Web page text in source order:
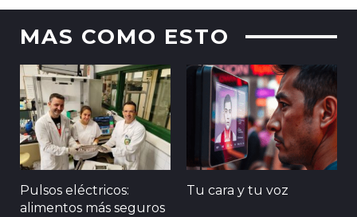
MAS COMO ESTO
Pulsos eléctricos:
alimentos más seguros
Tu cara y tu voz